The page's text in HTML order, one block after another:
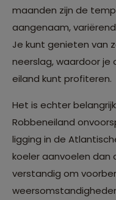
maanden zijn de
aangenaam,
Je kunt genieten van
neerslag, waardoor
eiland kunt profiteren.
Het is echter
Robbeneiland
ligging in de
koeler aanvoelen dan
verstandig om